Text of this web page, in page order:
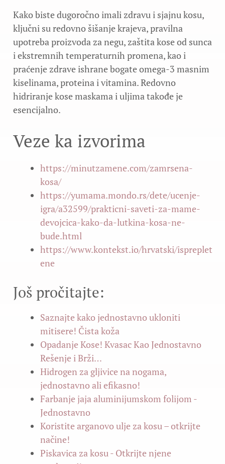
Kako biste dugoročno imali zdravu i sjajnu kosu,
ključni su redovno šišanje krajeva, pravilna
upotreba proizvoda za negu, zaštita kose od sunca
i ekstremnih temperaturnih promena, kao i
praćenje zdrave ishrane bogate omega-3 masnim
kiselinama, proteina i vitamina. Redovno
hidriranje kose maskama i uljima takođe je
esencijalno.
Veze ka izvorima
https://minutzamene.com/zamrsena-
kosa/
https://yumama.mondo.rs/dete/ucenje-
igra/a32599/prakticni-saveti-za-mame-
devojcica-kako-da-lutkina-kosa-ne-
bude.html
https://www.kontekst.io/hrvatski/ispreplet
ene
Još pročitajte:
Saznajte kako jednostavno ukloniti
mitisere! Čista koža
Opadanje Kose! Kvasac Kao Jednostavno
Rešenje i Brži…
Hidrogen za gljivice na nogama,
jednostavno ali efikasno!
Farbanje jaja aluminijumskom folijom -
Jednostavno
Koristite arganovo ulje za kosu – otkrijte
načine!
Piskavica za kosu - Otkrijte njene